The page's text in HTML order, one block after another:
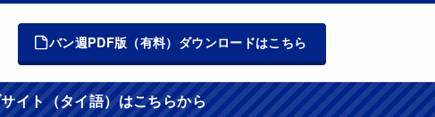
バン週PDF版（有料）ダウンロードはこちら
ト（タイ語）はこちらから